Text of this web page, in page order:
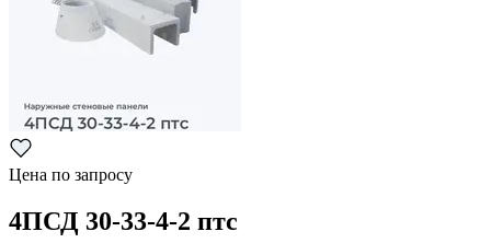
Цена по запросу
4ПСД 30-33-4-2 птс